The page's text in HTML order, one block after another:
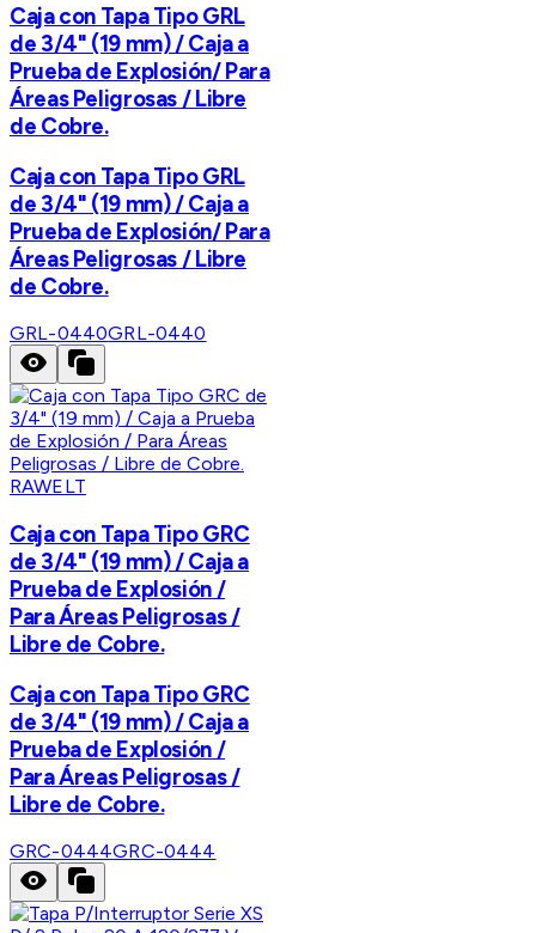
Caja con Tapa Tipo GRL
de 3/4" (19 mm) / Caja a
Prueba de Explosión/ Para
Áreas Peligrosas / Libre
de Cobre.
Caja con Tapa Tipo GRL
de 3/4" (19 mm) / Caja a
Prueba de Explosión/ Para
Áreas Peligrosas / Libre
de Cobre.
GRL-0440GRL-0440
RAWELT
Caja con Tapa Tipo GRC
de 3/4" (19 mm) / Caja a
Prueba de Explosión /
Para Áreas Peligrosas /
Libre de Cobre.
Caja con Tapa Tipo GRC
de 3/4" (19 mm) / Caja a
Prueba de Explosión /
Para Áreas Peligrosas /
Libre de Cobre.
GRC-0444GRC-0444